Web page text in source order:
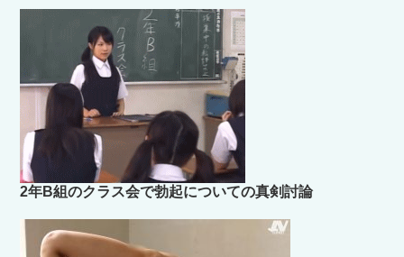
2年B組のクラス会で勃起についての真剣討論